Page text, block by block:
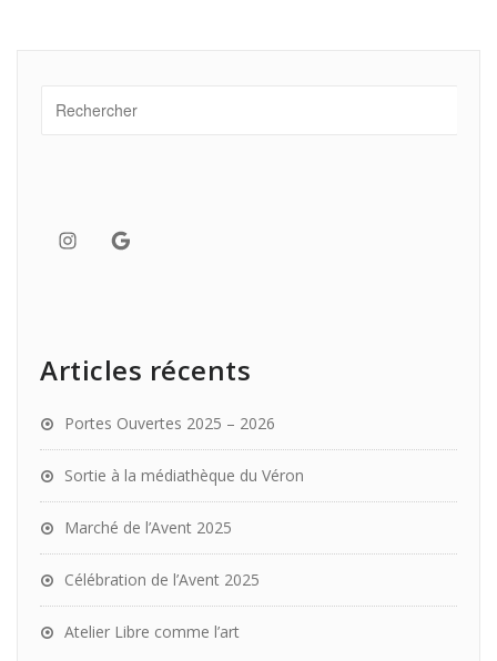
Instagram
Google
Articles récents
Portes Ouvertes 2025 – 2026
Sortie à la médiathèque du Véron
Marché de l’Avent 2025
Célébration de l’Avent 2025
Atelier Libre comme l’art